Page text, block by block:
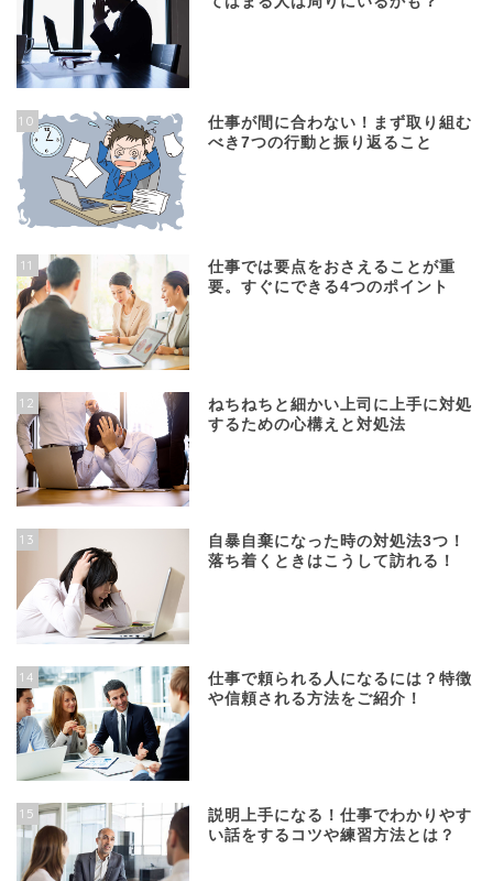
10
仕事が間に合わない！まず取り組む
べき7つの行動と振り返ること
11
仕事では要点をおさえることが重
要。すぐにできる4つのポイント
12
ねちねちと細かい上司に上手に対処
するための心構えと対処法
13
自暴自棄になった時の対処法3つ！
落ち着くときはこうして訪れる！
14
仕事で頼られる人になるには？特徴
や信頼される方法をご紹介！
15
説明上手になる！仕事でわかりやす
い話をするコツや練習方法とは？